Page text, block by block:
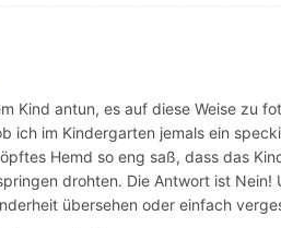
Kind antun, es auf diese Weise zu
ich im Kindergarten jemals ein
Hemd so eng saß, dass das
drohten. Die Antwort ist Nein!
übersehen oder einfach